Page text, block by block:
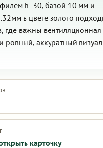
h=30, базой 10 мм и
в цвете золото
где важны вентиляционная
ровный, аккуратный
карточку